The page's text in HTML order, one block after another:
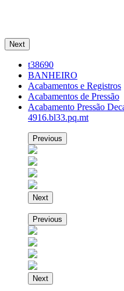
Next
t38690
BANHEIRO
Acabamentos e Registros
Acabamentos de Pressão
Acabamento Pressão
4916.bl33.pq.mt
Previous
Next
Previous
Next